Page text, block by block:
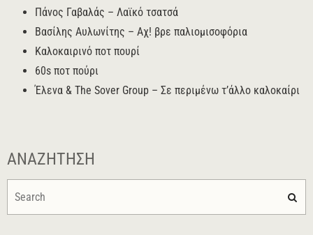
Πάνος Γαβαλάς – Λαϊκό τσατσά
Βασίλης Αυλωνίτης – Αχ! βρε παλιομισοφόρια
Καλοκαιρινό ποτ πουρί
60s ποτ πούρι
Έλενα & The Sover Group – Σε περιμένω τ’άλλο καλοκαίρι
ΑΝΑΖΉΤΗΣΗ